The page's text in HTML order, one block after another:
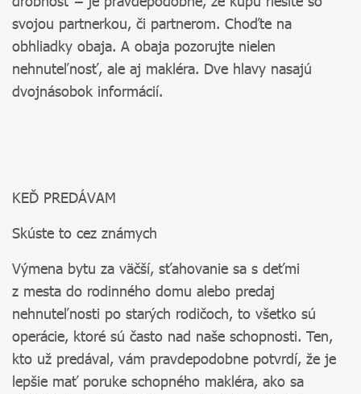
svojou partnerkou, či partnerom. Choďte na
obhliadky obaja. A obaja pozorujte nielen
nehnuteľnosť, ale aj makléra. Dve hlavy nasajú
dvojnásobok informácií.
KEĎ PREDÁVAM
Skúste to cez známych
Výmena bytu za väčší, sťahovanie sa s deťmi
z mesta do rodinného domu alebo predaj
nehnuteľnosti po starých rodičoch, to všetko sú
operácie, ktoré sú často nad naše schopnosti. Ten,
kto už predával, vám pravdepodobne potvrdí, že je
lepšie mať poruke schopného makléra, ako sa